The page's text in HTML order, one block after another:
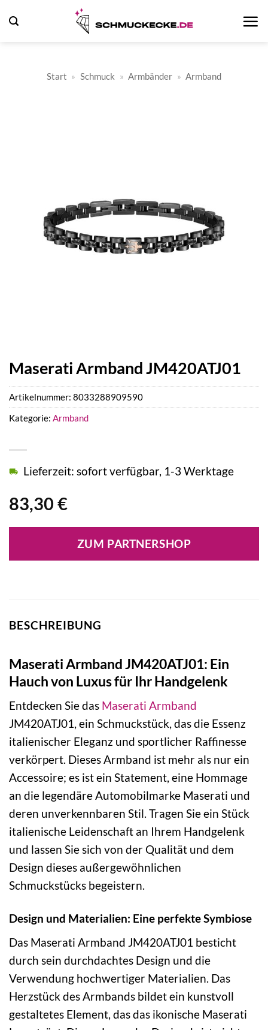
Inhalt
Start » Schmuck » Armbänder » Armband
Maserati Armband JM420ATJ01
83,30 €
Lieferzeit: sofort verfügbar, 1-3 Werktage
ZUM PARTNERSHOP
Artikelnummer: 8033288909590
Kategorie: Armband
BESCHREIBUNG
Maserati Armband JM420ATJ01: Ein
Hauch von Luxus für Ihr Handgelenk
Entdecken Sie das Maserati Armband
JM420ATJ01, ein Schmuckstück, das die Essenz
italienischer Eleganz und sportlicher Raffinesse
verkörpert. Dieses Armband ist mehr als nur ein
Accessoire; es ist ein Statement, eine Hommage
an die legendäre Automobilmarke Maserati und
deren unverkennbaren Stil. Tragen Sie ein Stück
italienische Leidenschaft an Ihrem Handgelenk
und lassen Sie sich von der Qualität und dem
Design dieses außergewöhnlichen
Schmuckstücks begeistern.
Design und Materialien: Eine perfekte Symbiose
Das Maserati Armband JM420ATJ01 besticht
durch sein durchdachtes Design und die
Verwendung hochwertiger Materialien. Das
Herzstück des Armbands bildet ein kunstvoll
gestaltetes Element, das das ikonische Maserati